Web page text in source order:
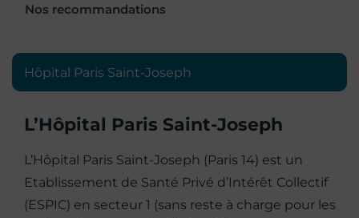
Nos recommandations
Hôpital Paris Saint-Joseph
L’Hôpital Paris Saint-Joseph
L’Hôpital Paris Saint-Joseph (Paris 14) est un
Etablissement de Santé Privé d’Intérêt Collectif
(ESPIC) en secteur 1 (sans reste à charge pour les